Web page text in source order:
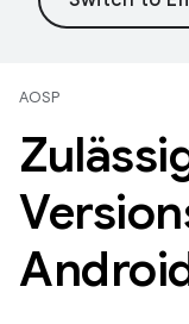
AOSP